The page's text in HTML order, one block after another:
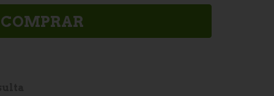
COMPRAR